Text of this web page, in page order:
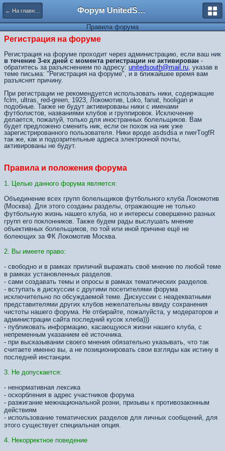
← На главную Форум UnitedSouth
Правила форума
Регистрация на форуме
Регистрация на форуме проходит через администрацию, если ваш ник
в течение 3-ех дней с момента регистрации не активирован -
обратитесь за разъяснением по адресу: unitedsouth@mail.ru, указав в
теме письма: "Регистрация на форуме", и в ближайшее время вам
разъяснят причину.
При регистрации не рекомендуется использовать ники, содержащие
fclm, ultras, red-green, 1923, Локомотив, Loko, fanat, hooligan и
подобные. Также не будут активированы ники с именами
футболистов, названиями клубов и группировок. Исключение
делается, пожалуй, только для иностранных болельщиков. Вам
будет предложено сменить ник, если он похож на ник уже
зарегистрированного пользователя. Ники вроде asdsdsa и rwerTоgfR
так же, как и подозрительные адреса электронной почты,
активированы не будут.
Правила и положения форума
1. Целью данного форума является:
Объединение всех групп болельщиков футбольного клуба Локомотив
(Москва). Для этого созданы разделы, отражающие не только
футбольную жизнь нашего клуба, но и интересы совершенно разных
групп его поклонников. Также будем рады выслушать мнение
объективных болельщиков, по той или иной причине ещё не
болеющих за ФК Локомотив Москва.
2. Вы имеете право:
- свободно и в рамках приличий выражать своё мнение по любой теме
в рамках установленных разделов.
- сами создавать темы и опросы в рамках тематических разделов.
- вступать в дискуссии с другими посетителями форума
исключительно по обсуждаемой теме. Дискуссии с неадекватными
представителями других клубов нежелательны ввиду сохранения
чистоты нашего форума. Не отбирайте, пожалуйста, у модераторов и
администрации сайта последний кусок хлеба)))
- публиковать информацию, касающуюся жизни нашего клуба, с
непременным указанием её источника.
- при высказывании своего мнения обязательно указывать, что так
считаете именно вы, а не позиционировать свои взгляды как истину в
последней инстанции.
3. Не допускается:
- ненормативная лексика
- оскорбления в адрес участников форума
- разжигание межнациональной розни, призывы к противозаконным
действиям
- использование тематических разделов для личных сообщений, для
этого существует специальная опция.
4. Некорректное поведение